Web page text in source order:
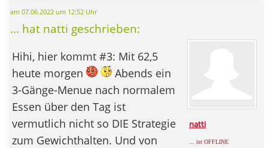
am 07.06.2022 um 12:52 Uhr
... hat natti geschrieben:
natti
... ist OFFLINE
Hihi, hier kommt #3: Mit 62,5
heute morgen
Abends ein
3-Gänge-Menue nach normalem
Essen über den Tag ist
vermutlich nicht so DIE Strategie
zum Gewichthalten. Und von